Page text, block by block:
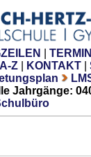
A-Z KONTAKT
Jahrgänge: